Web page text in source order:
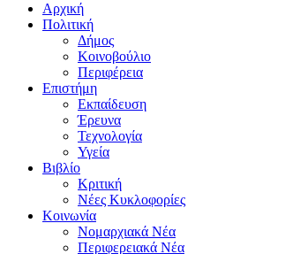
Αρχική
Πολιτική
Δήμος
Κοινοβούλιο
Περιφέρεια
Επιστήμη
Εκπαίδευση
Έρευνα
Τεχνολογία
Υγεία
Βιβλίο
Κριτική
Νέες Κυκλοφορίες
Κοινωνία
Νομαρχιακά Νέα
Περιφερειακά Νέα